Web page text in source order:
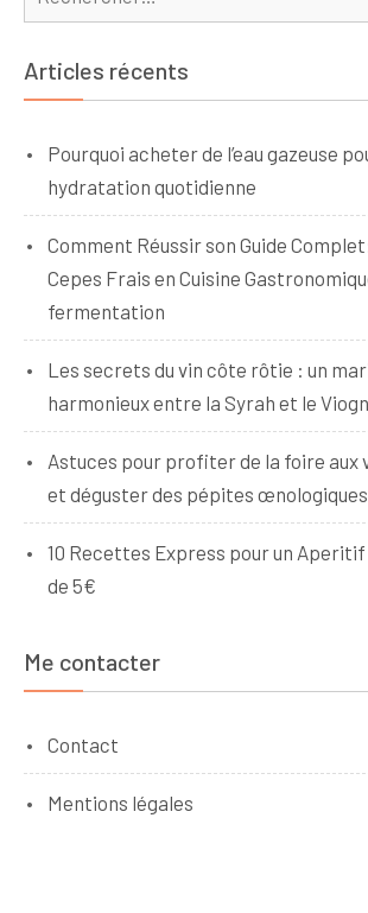
Articles récents
Pourquoi acheter de l’eau gazeuse
hydratation quotidienne
Comment Réussir son Guide
Cepes Frais en Cuisine
fermentation
Les secrets du vin côte rôtie : un
harmonieux entre la Syrah et le
Astuces pour profiter de la foire aux
et déguster des pépites œnologiques
10 Recettes Express pour un Aperitif
de 5€
Me contacter
Contact
Mentions légales